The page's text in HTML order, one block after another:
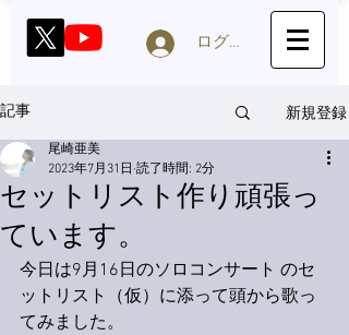
ログイン
記事 新規登録
セットリスト作り頑張っ
ています。
尾崎亜美
2023年7月31日 読了時間: 2分
今日は9月16日のソロコンサート のセ
ットリスト（仮）に添って頭から歌っ
てみました。